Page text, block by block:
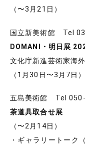
（〜3月21日）
国立新美術館 Tel
DOMANI・明日展
文化庁新進芸術家海
（1月30日〜3月7日）
五島美術館 Tel
茶道具取合せ展
（〜2月14日）
・ギャラリートーク